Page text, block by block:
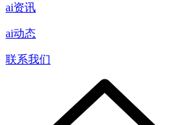
ai资讯
ai动态
联系我们